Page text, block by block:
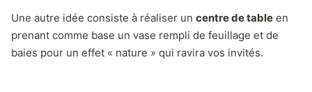
Une autre idée consiste à réaliser un centre de table en
prenant comme base un vase rempli de feuillage et de
baies pour un effet « nature » qui ravira vos invités.